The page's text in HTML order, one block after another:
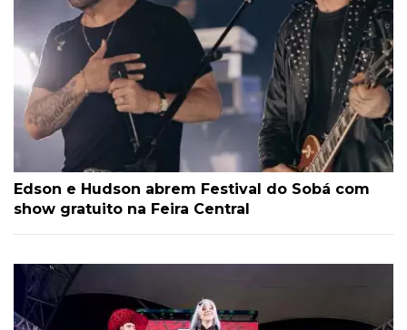
Edson e Hudson abrem Festival do Sobá com
show gratuito na Feira Central